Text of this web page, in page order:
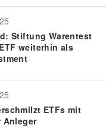
Stiftung Warentest
weiterhin als
ETFs mit
Anleger